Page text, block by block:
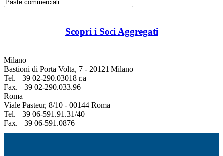
Scopri i Soci Aggregati
Milano
Bastioni di Porta Volta, 7 - 20121 Milano
Tel. +39 02-290.03018 r.a
Fax. +39 02-290.033.96
Roma
Viale Pasteur, 8/10 - 00144 Roma
Tel. +39 06-591.91.31/40
Fax. +39 06-591.0876